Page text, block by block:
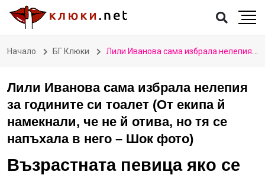
Начало БГ Клюки Лили Иванова сама избрала нелепия за годините си тоалет (От екипа й намекнали, че не й отива, но тя се напъхала в него – Шок фото)
Лили Иванова сама избрала нелепия
за годините си тоалет (От екипа й
намекнали, че не й отива, но тя се
напъхала в него – Шок фото)
Възрастната певица яко се